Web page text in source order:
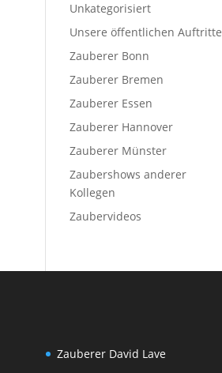
Unkategorisiert
Unsere öffentlichen Auftritte
Zauberer Bonn
Zauberer Bremen
Zauberer Essen
Zauberer Hannover
Zauberer Münster
Zaubershows anderer
Kollegen
Zaubervideos
Zauberer David Lave